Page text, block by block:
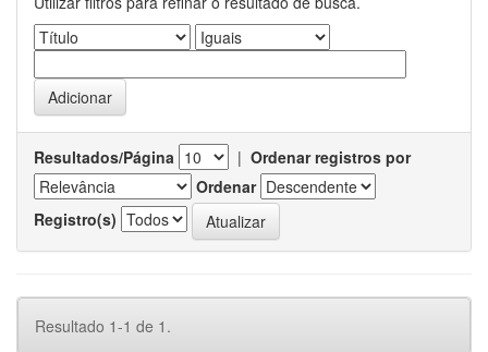
Resultados/Página | Ordenar registros por
Ordenar
Registro(s)
Resultado 1-1 de 1.